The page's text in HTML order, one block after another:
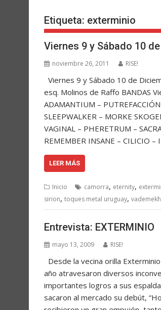
Etiqueta: exterminio
Viernes 9 y Sábado 10
noviembre 26, 2011 RISE!
Viernes 9 y Sábado 10 de
esq. Molinos de Raffo BANDAS
ADAMANTIUM –
SLEEPWALKER – MORKE
VAGINAL – PHERETRUM –
REMEMBER INSANE – CILICIO –
LEER MÁS
Inicio camorra, eternity,
sirion, toques metal uruguay,
Entrevista: EXTERMINIO
mayo 13, 2009 RISE!
Desde la vecina orilla
año atravesaron diversos
importantes logros a sus
sacaron al mercado su debút,